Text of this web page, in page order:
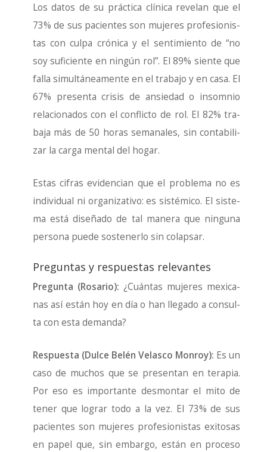
Los datos de su prác­ti­ca clí­ni­ca reve­lan que el
73% de sus pacien­tes son muje­res pro­fe­sio­nis­
tas con cul­pa cró­ni­ca y el sen­ti­mien­to de “no
soy sufi­cien­te en nin­gún rol”. El 89% sien­te que
falla simul­tá­nea­men­te en el tra­ba­jo y en casa. El
67% pre­sen­ta cri­sis de ansie­dad o insom­nio
rela­cio­na­dos con el con­flic­to de rol. El 82% tra­
ba­ja más de 50 horas sema­na­les, sin con­ta­bi­li­
zar la car­ga men­tal del hogar.
Estas cifras evi­den­cian que el pro­ble­ma no es
indi­vi­dual ni orga­ni­za­ti­vo: es sis­té­mi­co. El sis­te­
ma está dise­ña­do de tal mane­ra que nin­gu­na
per­so­na pue­de sos­te­ner­lo sin colap­sar.
Preguntas y respuestas relevantes
Pre­gun­ta (Rosa­rio): ¿Cuán­tas muje­res mexi­ca­
nas así están hoy en día o han lle­ga­do a con­sul­
ta con esta deman­da?
Res­pues­ta (Dul­ce Belén Velas­co Mon­roy): Es un
caso de muchos que se pre­sen­tan en tera­pia.
Por eso es impor­tan­te des­mon­tar el mito de
tener que lograr todo a la vez. El 73% de sus
pacien­tes son muje­res pro­fe­sio­nis­tas exi­to­sas
en papel que, sin embar­go, están en pro­ce­so